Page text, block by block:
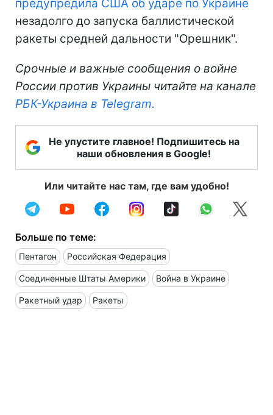
предупредила США об ударе по Украине
незадолго до запуска баллистической
ракеты средней дальности "Орешник".
Срочные и важные сообщения о войне
России против Украины читайте на канале
РБК-Украина в Telegram.
Не упустите главное! Подпишитесь на
наши обновления в Google!
Или читайте нас там, где вам удобно!
Больше по теме:
Пентагон Российская Федерация
Соединенные Штаты Америки Война в Украине
Ракетный удар Ракеты